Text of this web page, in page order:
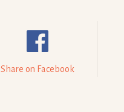
Share on Facebook